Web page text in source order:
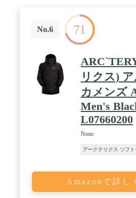
No.6 71
リクス)
カメンズ
Men's
L07660200
None
アークテリクス ソフ
Amazonで詳し